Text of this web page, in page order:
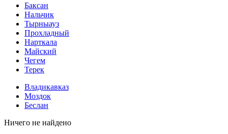
Баксан
Нальчик
Тырныауз
Прохладный
Нарткала
Майский
Чегем
Терек
Владикавказ
Моздок
Беслан
Ничего не найдено